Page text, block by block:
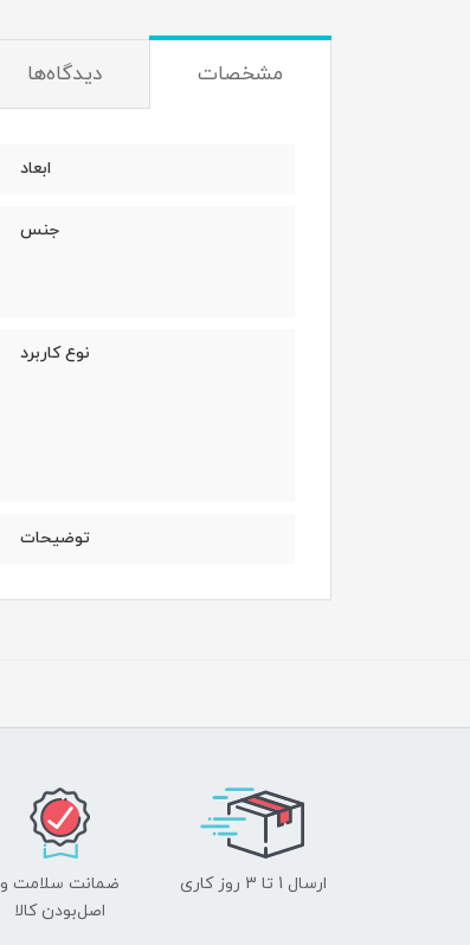
مشخصات دیدگاه‌ها
ابعاد
جنس
نوع کاربرد
توضیحات
ارسال 1 تا 3 روز کاری
ضمانت سلامت و
اصل‌بودن کالا